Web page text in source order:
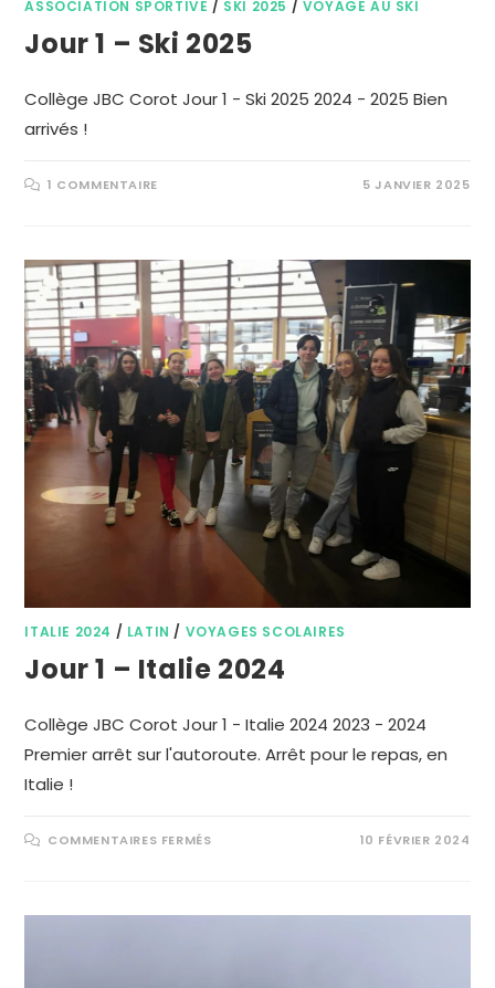
ASSOCIATION SPORTIVE / SKI 2025 / VOYAGE AU SKI
Jour 1 – Ski 2025
Collège JBC Corot Jour 1 - Ski 2025 2024 - 2025 Bien
arrivés !
1 COMMENTAIRE 5 JANVIER 2025
ITALIE 2024 / LATIN / VOYAGES SCOLAIRES
Jour 1 – Italie 2024
Collège JBC Corot Jour 1 - Italie 2024 2023 - 2024
Premier arrêt sur l'autoroute. Arrêt pour le repas, en
Italie !
COMMENTAIRES FERMÉS 10 FÉVRIER 2024